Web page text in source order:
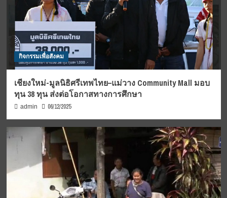
กิจกรรมเพื่อสังคม
เชียงใหม่-มูลนิธิศรีเทพไทย–แม่วาง Community Mall มอบ
ทุน 38 ทุน ส่งต่อโอกาสทางการศึกษา
admin 06/12/2025